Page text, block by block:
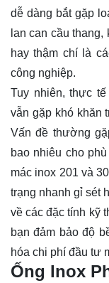
dễ dàng bắt gặp
lan can cầu
hay thậm chí là
công nghiệp.
Tuy nhiên, thực
vẫn gặp khó khăn
Vấn đề thường
bao nhiêu cho
mác inox 201 và
trạng nhanh gỉ sét
về các đặc tính kỹ
bạn đảm bảo độ
hóa chi phí đầu tư
Ống Inox